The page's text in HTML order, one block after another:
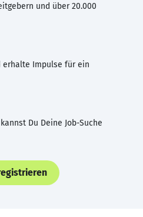
und über 20.000
erhalte Impulse für ein
Du Deine Job-Suche